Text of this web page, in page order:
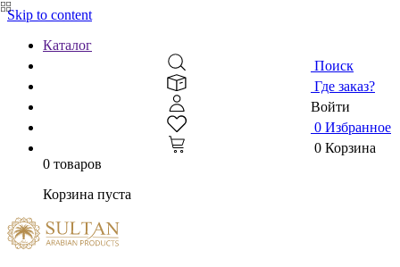
Skip to content
Каталог
Поиск
Где заказ?
Войти
0 Избранное
0 Корзина
0 товаров
Корзина пуста